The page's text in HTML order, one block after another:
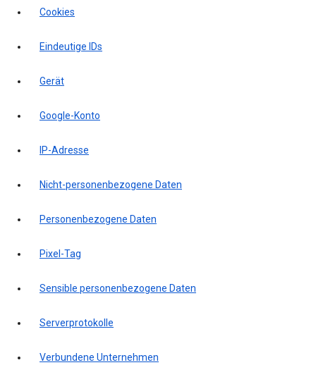
Cookies
Eindeutige IDs
Gerät
Google-Konto
IP-Adresse
Nicht-personenbezogene Daten
Personenbezogene Daten
Pixel-Tag
Sensible personenbezogene Daten
Serverprotokolle
Verbundene Unternehmen